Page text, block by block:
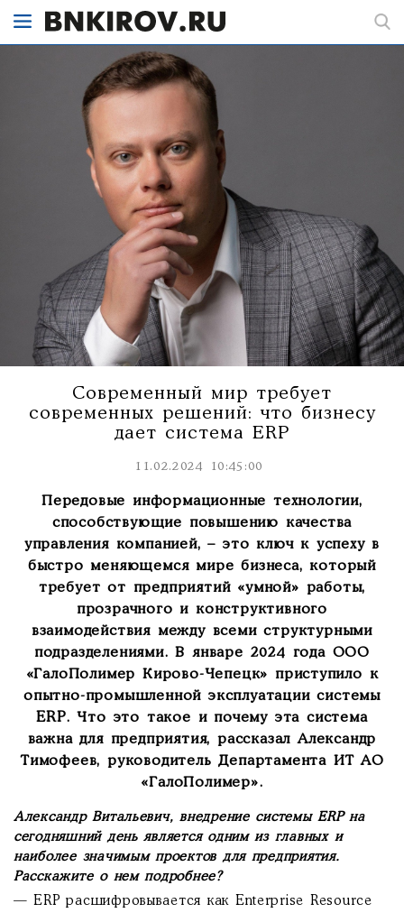
Современный мир требует
современных решений: что бизнесу
дает система ERP
11.02.2024 10:45:00
Передовые информационные технологии,
способствующие повышению качества
управления компанией, – это ключ к успеху в
быстро меняющемся мире бизнеса, который
требует от предприятий «умной» работы,
прозрачного и конструктивного
взаимодействия между всеми структурными
подразделениями. В январе 2024 года ООО
«ГалоПолимер Кирово-Чепецк» приступило к
опытно-промышленной эксплуатации системы
ERP. Что это такое и почему эта система
важна для предприятия, рассказал Александр
Тимофеев, руководитель Департамента ИТ АО
«ГалоПолимер».
Александр Витальевич, внедрение системы ERP на
сегодняшний день является одним из главных и
наиболее значимым проектов для предприятия.
Расскажите о нем подробнее?
— ERP расшифровывается как Enterprise Resource